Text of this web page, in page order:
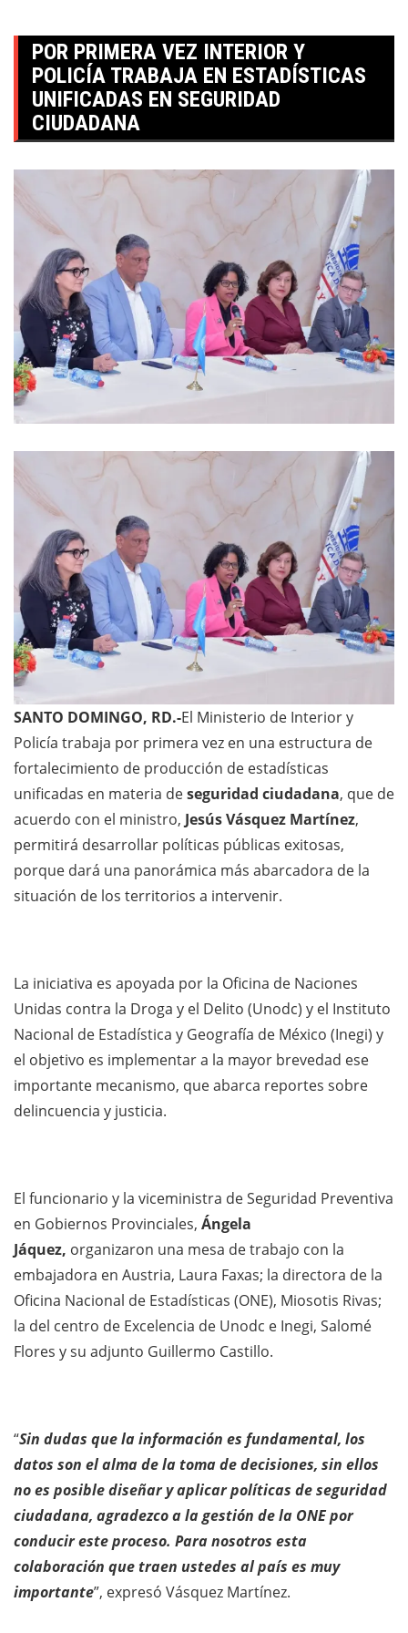
POR PRIMERA VEZ INTERIOR Y
POLICÍA TRABAJA EN ESTADÍSTICAS
UNIFICADAS EN SEGURIDAD
CIUDADANA
SANTO DOMINGO, RD.-El Ministerio de Interior y
Policía trabaja por primera vez en una estructura de
fortalecimiento de producción de estadísticas
unificadas en materia deseguridad ciudadana, que de
acuerdo con el ministro, Jesús Vásquez Martínez,
permitirá desarrollar políticas públicas exitosas,
porque dará una panorámica más abarcadora de la
situación de los territorios a intervenir.
La iniciativa es apoyada por la Oficina de Naciones
Unidas contra la Droga y el Delito (Unodc) y el Instituto
Nacional de Estadística y Geografía de México (Inegi) y
el objetivo es implementar a la mayor brevedad ese
importante mecanismo, que abarca reportes sobre
delincuencia y justicia.
El funcionario y la viceministra de Seguridad Preventiva
en Gobiernos Provinciales, Ángela
Jáquez, organizaron una mesa de trabajo con la
embajadora en Austria, Laura Faxas; la directora de la
Oficina Nacional de Estadísticas (ONE), Miosotis Rivas;
la del centro de Excelencia de Unodc e Inegi, Salomé
Flores y su adjunto Guillermo Castillo.
“Sin dudas que la información es fundamental, los
datos son el alma de la toma de decisiones, sin ellos
no es posible diseñar y aplicar políticas de seguridad
ciudadana, agradezco a la gestión de la ONE por
conducir este proceso. Para nosotros esta
colaboración que traen ustedes al país es muy
importante”, expresó Vásquez Martínez.